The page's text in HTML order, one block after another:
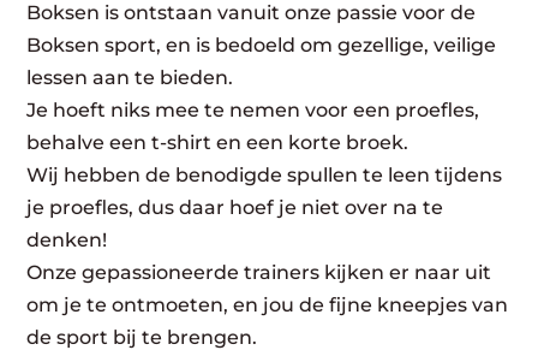
Boksen is ontstaan vanuit onze passie voor de
Boksen sport, en is bedoeld om gezellige, veilige
lessen aan te bieden.
Je hoeft niks mee te nemen voor een proefles,
behalve een t-shirt en een korte broek.
Wij hebben de benodigde spullen te leen tijdens
je proefles, dus daar hoef je niet over na te
denken!
Onze gepassioneerde trainers kijken er naar uit
om je te ontmoeten, en jou de fijne kneepjes van
de sport bij te brengen.